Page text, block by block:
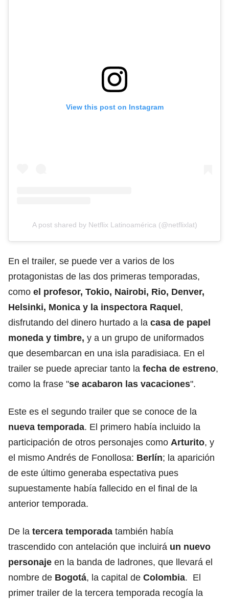
View this post on Instagram
A post shared by Netflix Latinoamérica (@netflixlat)
En el trailer, se puede ver a varios de los
protagonistas de las dos primeras temporadas,
como el profesor, Tokio, Nairobi, Rio, Denver,
Helsinki, Monica y la inspectora Raquel,
disfrutando del dinero hurtado a la casa de papel
moneda y timbre, y a un grupo de uniformados
que desembarcan en una isla paradisiaca. En el
trailer se puede apreciar tanto la fecha de estreno,
como la frase "se acabaron las vacaciones".
Este es el segundo trailer que se conoce de la
nueva temporada. El primero había incluido la
participación de otros personajes como Arturito, y
el mismo Andrés de Fonollosa: Berlín; la aparición
de este último generaba espectativa pues
supuestamente había fallecido en el final de la
anterior temporada.
De la tercera temporada también había
trascendido con antelación que incluirá un nuevo
personaje en la banda de ladrones, que llevará el
nombre de Bogotá, la capital de Colombia. El
primer trailer de la tercera temporada recogía la